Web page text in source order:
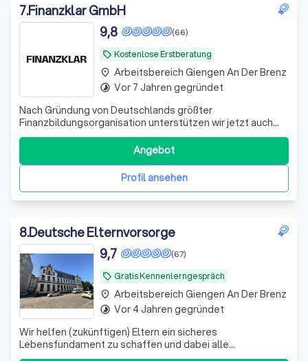
7.Finanzklar GmbH
local_offer Kostenlose Erstberatung
(66)
9,8
Nach Gründung von Deutschlands größter
Finanzbildungsorganisation unterstützen wir jetzt auch
bei der Umsetzung. Bekannt aus ZDF, ARD, RTL und vielen
Profil ansehen
Angebot
place Arbeitsbereich Giengen An Der Brenz
timelapse Vor 7 Jahren gegründet
8.Deutsche Elternvorsorge
local_offer Gratis Kennenlerngespräch
(67)
9,7
Wir helfen (zukünftigen) Eltern ein sicheres
Lebensfundament zu schaffen und dabei alle
Steuervorteile zu nutzen, die dir zustehen.
place Arbeitsbereich Giengen An Der Brenz
timelapse Vor 4 Jahren gegründet